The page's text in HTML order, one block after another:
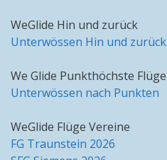
WeGlide Hin und zurück
Unterwössen Hin und zurück
We Glide Punkthöchste Flüge
Unterwössen nach Punkten
WeGlide Flüge Vereine
FG Traunstein 2026